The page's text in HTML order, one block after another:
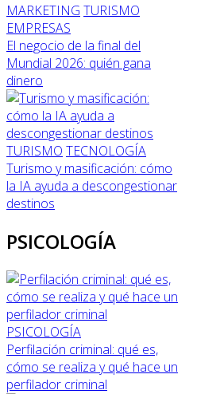
MARKETING TURISMO
EMPRESAS
El negocio de la final del
Mundial 2026: quién gana
dinero
TURISMO TECNOLOGÍA
Turismo y masificación: cómo
la IA ayuda a descongestionar
destinos
PSICOLOGÍA
PSICOLOGÍA
Perfilación criminal: qué es,
cómo se realiza y qué hace un
perfilador criminal